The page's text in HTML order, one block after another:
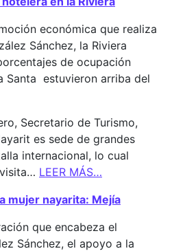
económica que realiza
Sánchez, la Riviera
de ocupación
Santa estuvieron arriba del
Secretario de Turismo,
es sede de grandes
internacional, lo cual
LEER MÁS…
mujer nayarita: Mejía
que encabeza el
Sánchez, el apoyo a la